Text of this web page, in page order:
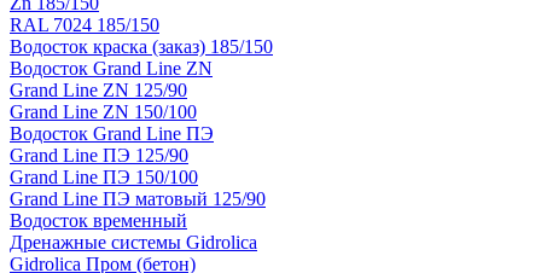
RAL 7024 185/150
Водосток краска (заказ) 185/150
Водосток Grand Line ZN
Grand Line ZN 125/90
Grand Line ZN 150/100
Водосток Grand Line ПЭ
Grand Line ПЭ 125/90
Grand Line ПЭ 150/100
Grand Line ПЭ матовый 125/90
Водосток временный
Дренажные системы Gidrolica
Gidrolica Пром (бетон)